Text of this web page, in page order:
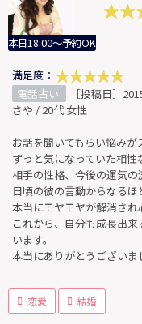
本日18:00～予約OK
満足度：
電話占い
［投稿日］
さや / 20代 女性
お話を聞いてもらい悩みが
ずっと気になっていた相性
相手の性格、今後の運気
日頃の彼の言動からなる
本当にモヤモヤが解消され
これから、自分も成長出
います。
本当にありがとうございま
恋愛 結婚